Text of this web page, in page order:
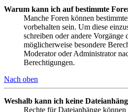
Warum kann ich auf bestimmte
Manche Foren können
vorbehalten sein. Um diese
schreiben oder andere
möglicherweise besondere
Moderator oder Administrator
Berechtigungen.
Nach oben
Weshalb kann ich keine
Rechte für Dateianhänge